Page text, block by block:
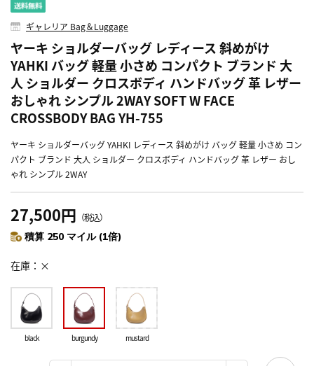
ギャレリア Bag＆Luggage
ヤーキ ショルダーバッグ レディース 斜めがけ
YAHKI バッグ 軽量 小さめ コンパクト ブランド 大
人 ショルダー クロスボディ ハンドバッグ 革 レザー
おしゃれ シンプル 2WAY SOFT W FACE
CROSSBODY BAG YH-755
ヤーキ ショルダーバッグ YAHKI レディース 斜めがけ バッグ 軽量 小さめ コン
パクト ブランド 大人 ショルダー クロスボディ ハンドバッグ 革 レザー おし
ゃれ シンプル 2WAY
27,500円 （税込）
積算 250 マイル (1倍)
在庫 ×
black burgundy mustard